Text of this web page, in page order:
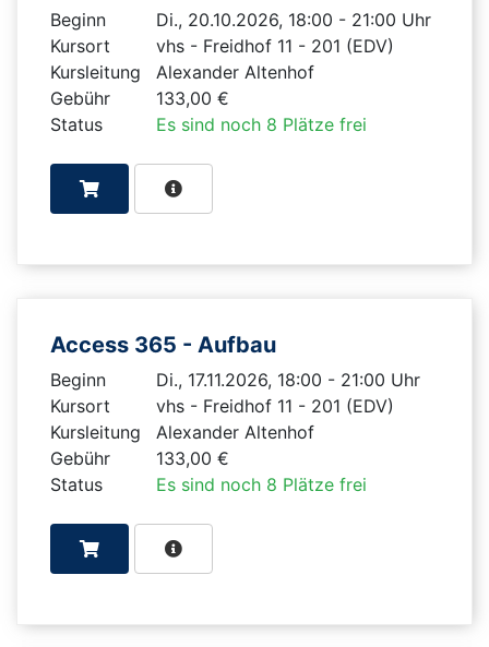
Beginn
Di., 20.10.2026, 18:00 - 21:00 Uhr
Kursort
vhs - Freidhof 11 - 201 (EDV)
Kursleitung
Alexander Altenhof
Gebühr
133,00 €
Status
Es sind noch 8 Plätze frei
Access 365 - Aufbau
Beginn
Di., 17.11.2026, 18:00 - 21:00 Uhr
Kursort
vhs - Freidhof 11 - 201 (EDV)
Kursleitung
Alexander Altenhof
Gebühr
133,00 €
Status
Es sind noch 8 Plätze frei